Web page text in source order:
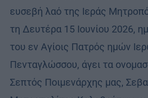
ευσεβή λαό της Ιεράς
τη Δευτέρα 15 Ιουνίου 2026,
του εν Αγίοις Πατρός ημών
Πενταγλώσσου, άγει τα
Σεπτός Ποιμενάρχης μας,